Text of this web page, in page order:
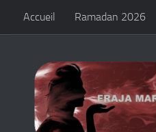
Skip to content
Accueil Ramadan 2026